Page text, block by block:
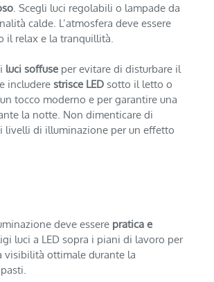
. Scegli luci regolabili o lampade da
calde. L’atmosfera deve essere
il relax e la tranquillità.
luci soffuse per evitare di disturbare il
includerestrisce LED sotto il letto o
tocco moderno e per garantire una
la notte. Non dimenticare di
livelli di illuminazione per un effetto
deve essere pratica e
luci a LED sopra i piani di lavoro per
visibilità ottimale durante la